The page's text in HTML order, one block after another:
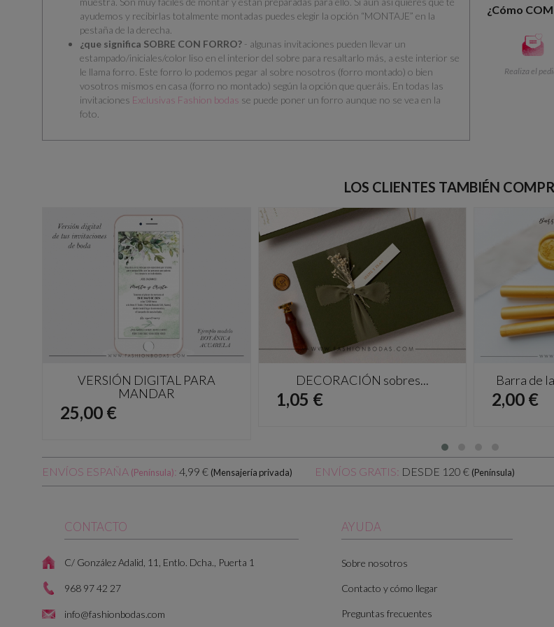
ayudemos y recibirlas totalmente montadas puedes elegir la opción “MONTAJE” en la
pestaña de la derecha.
¿que significa SOBRE CON FORRO? - algunas invitaciones pueden llevar un
estampado/iniciales/color liso en el interior del sobre para resaltarlo más, a este interior se
le llama forro. Este forro lo podemos pegar al sobre nosotros (forro montado) o bien
vosotros mismos en casa (forro no montado) según la opción que queráis. En todas las
invitaciones Exclusivas Fashion bodas se puede poner un forro aunque no se vea en la
foto.
¿Cómo
Realiza el
LOS CLIENTES TAMBIÉN
VERSIÓN DIGITAL PARA
MANDAR
Precio
25,00 €
DECORACIÓN sobres...
Precio
1,05 €
Barra de
Precio
2,00 €
ENVÍOS ESPAÑA (Península): 4,99 € (Mensajería privada) ENVÍOS GRATIS: DESDE 120 € (Península)
CONTACTO
C/ González Adalid, 11, Entlo. Dcha., Puerta 1
968 97 42 27
info@fashionbodas.com
AYUDA
Sobre nosotros
Contacto y cómo llegar
Preguntas frecuentes